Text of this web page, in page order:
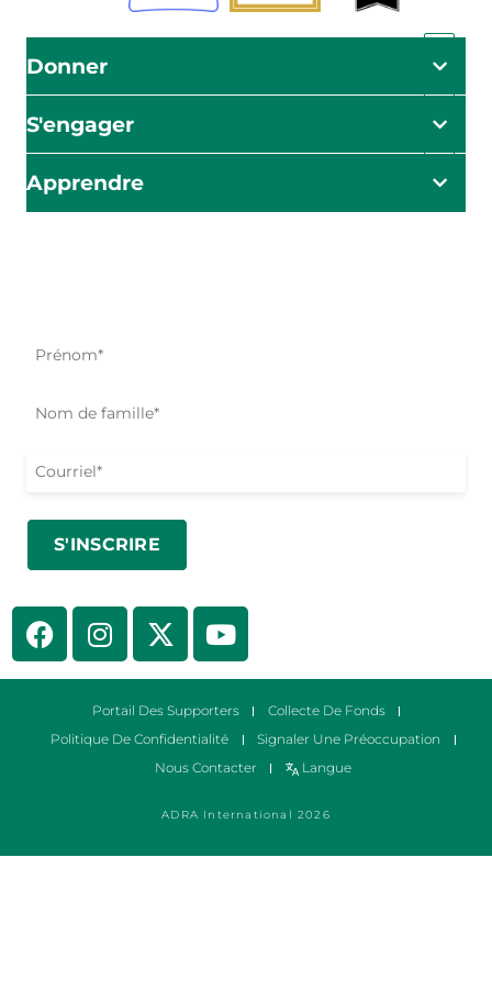
Donner
S'engager
Apprendre
ADRA International 2026
Portail Des Supporters
Collecte De Fonds
Politique De Confidentialité
Signaler Une Préoccupation
Nous Contacter
Langue